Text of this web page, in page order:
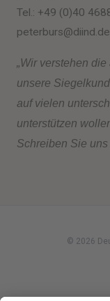
Tel.: +49 (0)40
peterburs@diind.de
„Wir verstehen
unsere
auf vielen
unterstützen
Schreiben Sie uns
© 2026